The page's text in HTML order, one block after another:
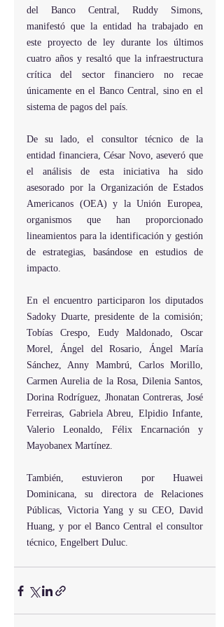
del Banco Central, Ruddy Simons,
manifestó que la entidad ha trabajado en
este proyecto de ley durante los últimos
cuatro años y resaltó que la infraestructura
crítica del sector financiero no recae
únicamente en el Banco Central, sino en el
sistema de pagos del país.
De su lado, el consultor técnico de la
entidad financiera, César Novo, aseveró que
el análisis de esta iniciativa ha sido
asesorado por la Organización de Estados
Americanos (OEA) y la Unión Europea,
organismos que han proporcionado
lineamientos para la identificación y gestión
de estrategias, basándose en estudios de
impacto.
En el encuentro participaron los diputados
Sadoky Duarte, presidente de la comisión;
Tobías Crespo, Eudy Maldonado, Oscar
Morel, Ángel del Rosario, Ángel María
Sánchez, Anny Mambrú, Carlos Morillo,
Carmen Aurelia de la Rosa, Dilenia Santos,
Dorina Rodríguez, Jhonatan Contreras, José
Ferreiras, Gabriela Abreu, Elpidio Infante,
Valerio Leonaldo, Félix Encarnación y
Mayobanex Martínez.
También, estuvieron por Huawei
Dominicana, su directora de Relaciones
Públicas, Victoria Yang y su CEO, David
Huang, y por el Banco Central el consultor
técnico, Engelbert Duluc.